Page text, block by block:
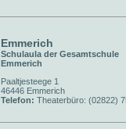
Emmerich
Schulaula der Gesamtschule
Emmerich
Paaltjesteege 1
46446 Emmerich
Telefon: Theaterbüro: (02822)